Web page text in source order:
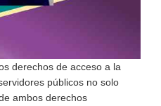
derechos de acceso a la
públicos no solo
ambos derechos